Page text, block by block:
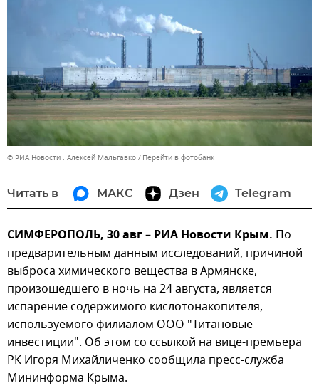
© РИА Новости . Алексей Мальгавко Перейти в фотобанк
Читать в МАКС Дзен Telegram
СИМФЕРОПОЛЬ, 30 авг – РИА Новости Крым. По
предварительным данным исследований, причиной
выброса химического вещества в Армянске,
произошедшего в ночь на 24 августа, является
испарение содержимого кислотонакопителя,
используемого филиалом ООО "Титановые
инвестиции". Об этом со ссылкой на вице-премьера
РК Игоря Михайличенко сообщила пресс-служба
Мининформа Крыма.